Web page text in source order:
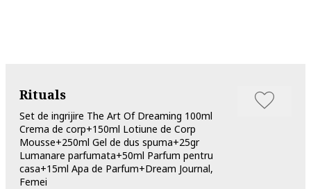
Rituals
Set de ingrijire The Art Of Dreaming 100ml
Crema de corp+150ml Lotiune de Corp
Mousse+250ml Gel de dus spuma+25gr
Lumanare parfumata+50ml Parfum pentru
casa+15ml Apa de Parfum+Dream Journal,
Femei